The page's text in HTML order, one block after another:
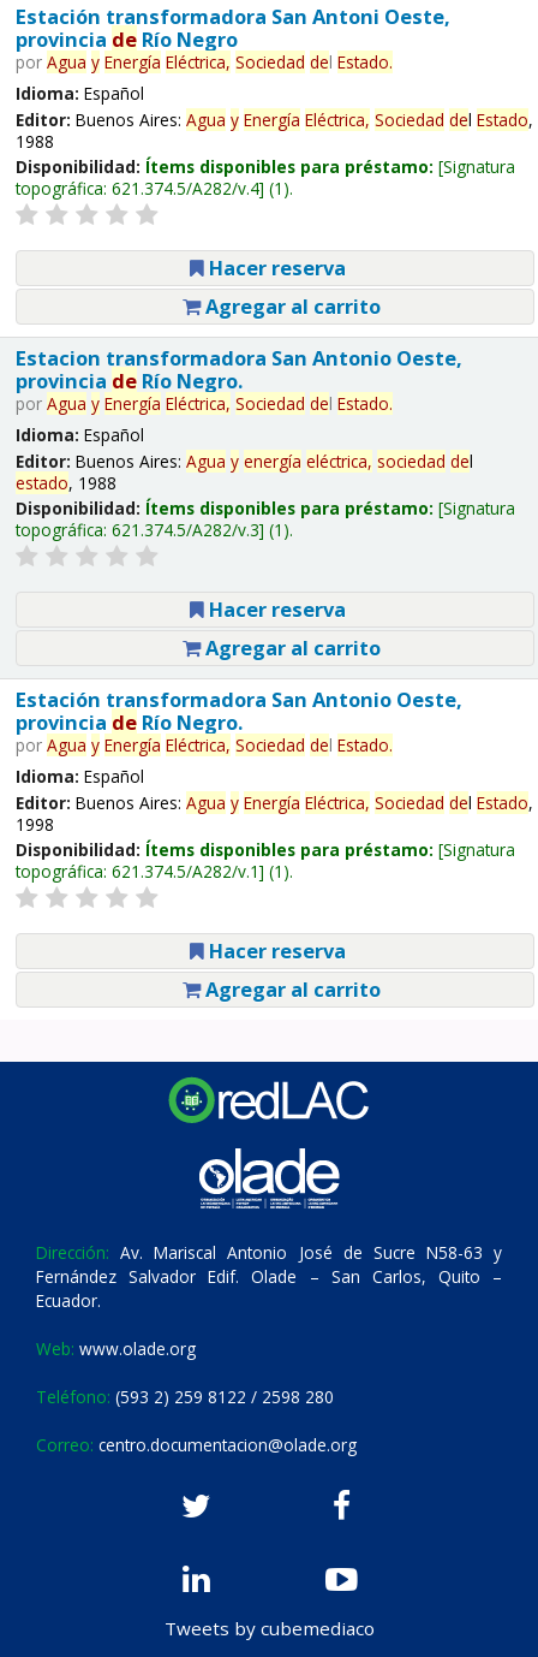
Estación transformadora San Antoni Oeste,
provincia deRío Negro
por Agua y Energía Eléctrica, Sociedad del Estado.
Idioma: Español
Editor: Buenos Aires: Agua y Energía Eléctrica, Sociedad del Estado,
1988
Disponibilidad: Ítems disponibles para préstamo: Signatura
topográfica: 621.374.5/A282/v.4 (1).
Hacer reserva
Agregar al carrito
Estacion transformadora San Antonio Oeste,
provincia deRío Negro.
por Agua y Energía Eléctrica, Sociedad del Estado.
Idioma: Español
Editor: Buenos Aires: Agua y energía eléctrica, sociedad del
estado, 1988
Disponibilidad: Ítems disponibles para préstamo: Signatura
topográfica: 621.374.5/A282/v.3 (1).
Hacer reserva
Agregar al carrito
Estación transformadora San Antonio Oeste,
provincia deRío Negro.
por Agua y Energía Eléctrica, Sociedad del Estado.
Idioma: Español
Editor: Buenos Aires: Agua y Energía Eléctrica, Sociedad del Estado,
1998
Disponibilidad: Ítems disponibles para préstamo: Signatura
topográfica: 621.374.5/A282/v.1 (1).
Hacer reserva
Agregar al carrito
Dirección: Av. Mariscal Antonio José de Sucre N58-63 y
Fernández Salvador Edif. Olade – San Carlos, Quito –
Ecuador.
Web: www.olade.org
Teléfono: (593 2) 259 8122 / 2598 280
Correo: centro.documentacion@olade.org
Tweets by cubemediaco